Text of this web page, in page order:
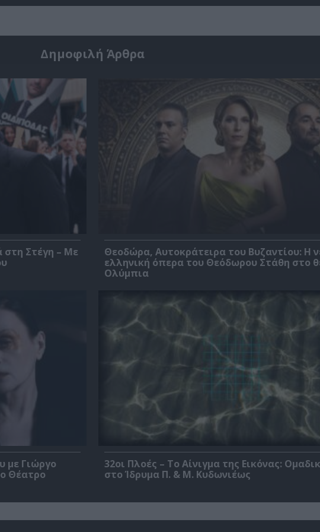
Δημοφιλή Άρθρα
στη Στέγη – Με
Θεοδώρα, Αυτοκράτειρα του Βυζαντίου: Η
ελληνική όπερα του Θεόδωρου Στάθη στο
Ολύμπια
με Γιώργο
Θέατρο
32οι Πλοές – Το Αίνιγμα της Εικόνας:
στο Ίδρυμα Π. & Μ. Κυδωνιέως